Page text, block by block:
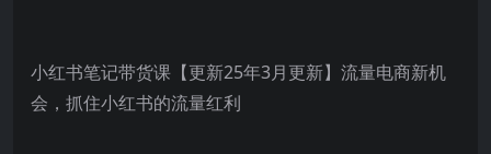
小红书笔记带货课【更新25年3月更新】流量电商新机
会，抓住小红书的流量红利